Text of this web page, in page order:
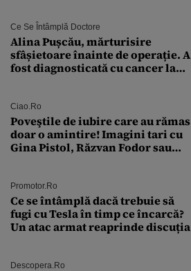
București. Pe ce dată ninge
Ce Se Întâmplă Doctore
Alina Pușcău, mărturisire
sfâșietoare înainte de operație. A
fost diagnosticată cu cancer la
îmi salvez viața”
Ciao.ro
Poveştile de iubire care au rămas
doar o amintire! Imagini tari cu
Gina Pistol, Răzvan Fodor sau
Promotor.ro
Ce se întâmplă dacă trebuie să
fugi cu Tesla în timp ce încarcă?
Un atac armat reaprinde discuția
Descopera.ro